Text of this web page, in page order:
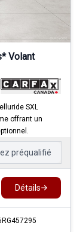
Volant
SXL
offrant un
préqualifié
Détails